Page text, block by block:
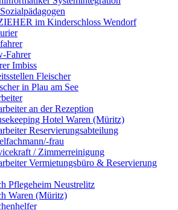
im Kinderschloss Wendorf
Fahrer
Imbiss
Fleischer
in Plau am See
an der Rezeption
Hotel Waren (Müritz)
Reservierungsabteilung
frau
/ Zimmerreinigung
Vermietungsbüro & Reservierung
Pflegeheim Neustrelitz
Waren (Müritz)